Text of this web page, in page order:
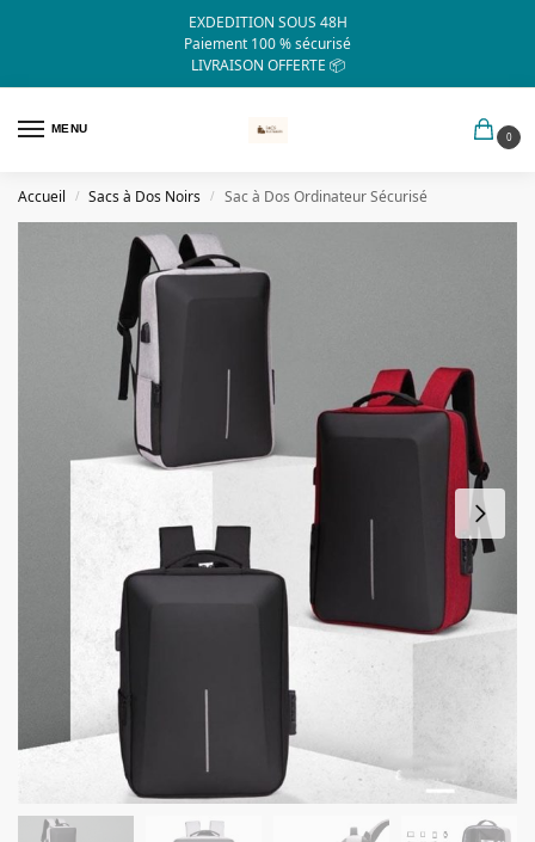
EXDEDITION SOUS 48H
Paiement 100 % sécurisé
LIVRAISON OFFERTE 📦
MENU
0
Accueil / Sacs à Dos Noirs / Sac à Dos Ordinateur Sécurisé